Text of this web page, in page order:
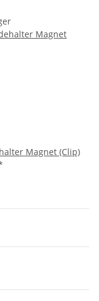
Magnet (Clip)